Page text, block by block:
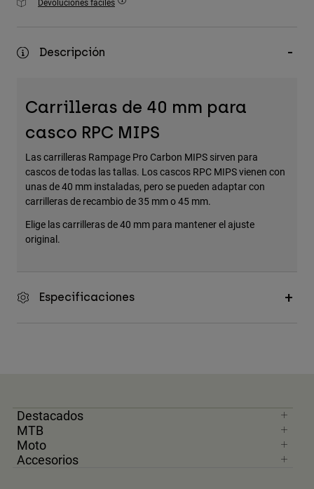
Accesorios
Ver todo
Descripción
Carrilleras de 40 mm para
casco RPC MIPS
Las carrilleras Rampage Pro Carbon MIPS sirven para
cascos de todas las tallas. Los cascos RPC MIPS vienen con
unas de 40 mm instaladas, pero se pueden adaptar con
carrilleras de recambio de 35 mm o 45 mm.
Elige las carrilleras de 40 mm para mantener el ajuste
original.
Especificaciones
Destacados
MTB
Moto
Accesorios